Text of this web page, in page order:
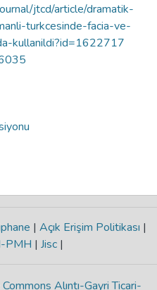
jtcd/article/dramatik-
turkcesinde-facia-ve-
kullanildi?id=1622717
| Açık Erişim Politikası |
PMH | Jisc |
Alıntı-Gayri Ticari-